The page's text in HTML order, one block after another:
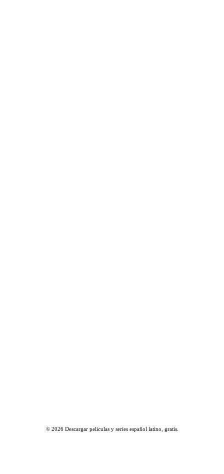
© 2026 Descargar peliculas y series español latino, gratis.